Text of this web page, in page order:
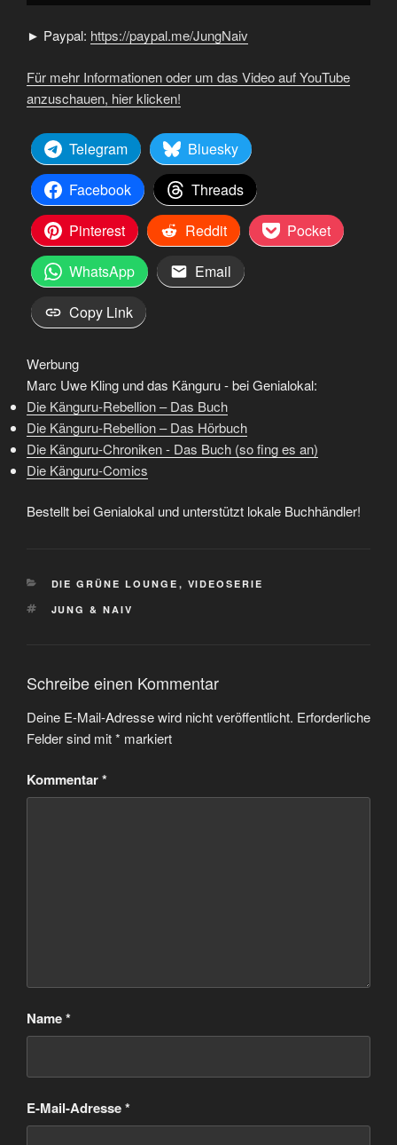
► Paypal: https://paypal.me/JungNaiv
Für mehr Informationen oder um das Video auf YouTube
anzuschauen, hier klicken!
Telegram
Bluesky
Facebook
Threads
Pinterest
Reddit
Pocket
WhatsApp
Email
Copy Link
Werbung
Marc Uwe Kling und das Känguru - bei Genialokal:
Die Känguru-Rebellion – Das Buch
Die Känguru-Rebellion – Das Hörbuch
Die Känguru-Chroniken - Das Buch (so fing es an)
Die Känguru-Comics
Bestellt bei Genialokal und unterstützt lokale Buchhändler!
KATEGORIEN
DIE GRÜNE LOUNGE , VIDEOSERIE
SCHLAGWÖRTER
JUNG & NAIV
Schreibe einen Kommentar
Deine E-Mail-Adresse wird nicht veröffentlicht. Erforderliche
Felder sind mit* markiert
Kommentar*
Name*
E-Mail-Adresse*